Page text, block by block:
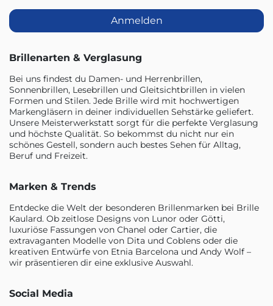
Anmelden
Brillenarten & Verglasung
Bei uns findest du Damen- und Herrenbrillen,
Sonnenbrillen, Lesebrillen und Gleitsichtbrillen in vielen
Formen und Stilen. Jede Brille wird mit hochwertigen
Markengläsern in deiner individuellen Sehstärke geliefert.
Unsere Meisterwerkstatt sorgt für die perfekte Verglasung
und höchste Qualität. So bekommst du nicht nur ein
schönes Gestell, sondern auch bestes Sehen für Alltag,
Beruf und Freizeit.
Marken & Trends
Entdecke die Welt der besonderen Brillenmarken bei Brille
Kaulard. Ob zeitlose Designs von Lunor oder Götti,
luxuriöse Fassungen von Chanel oder Cartier, die
extravaganten Modelle von Dita und Coblens oder die
kreativen Entwürfe von Etnia Barcelona und Andy Wolf –
wir präsentieren dir eine exklusive Auswahl.
Social Media